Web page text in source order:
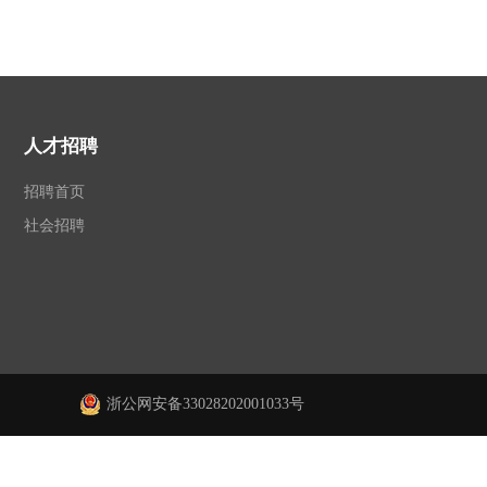
人才招聘
招聘首页
社会招聘
浙公网安备33028202001033号